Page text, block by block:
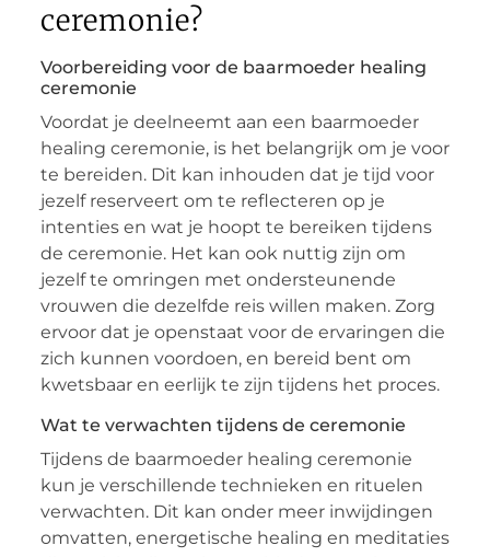
ceremonie?
Voorbereiding voor de baarmoeder healing
ceremonie
Voordat je deelneemt aan een baarmoeder
healing ceremonie, is het belangrijk om je voor
te bereiden. Dit kan inhouden dat je tijd voor
jezelf reserveert om te reflecteren op je
intenties en wat je hoopt te bereiken tijdens
de ceremonie. Het kan ook nuttig zijn om
jezelf te omringen met ondersteunende
vrouwen die dezelfde reis willen maken. Zorg
ervoor dat je openstaat voor de ervaringen die
zich kunnen voordoen, en bereid bent om
kwetsbaar en eerlijk te zijn tijdens het proces.
Wat te verwachten tijdens de ceremonie
Tijdens de baarmoeder healing ceremonie
kun je verschillende technieken en rituelen
verwachten. Dit kan onder meer inwijdingen
omvatten, energetische healing en meditaties